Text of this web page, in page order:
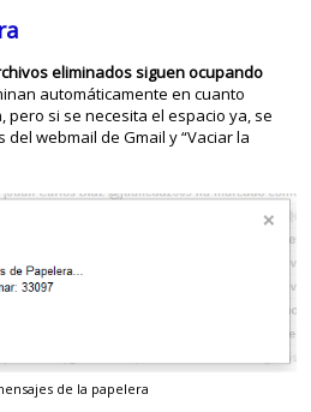
eliminados siguen ocupando
automáticamente en cuanto
pero si se necesita el espacio ya, se
webmail de Gmail y “Vaciar la
de la papelera